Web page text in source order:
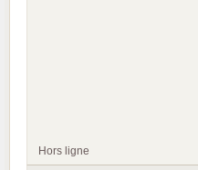
Hors ligne